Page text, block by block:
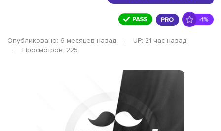
Опубликовано: 6 месяцев назад
UP: 21 час назад
Просмотров: 225